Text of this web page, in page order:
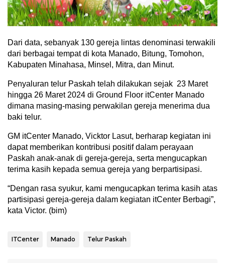
Dari data, sebanyak 130 gereja lintas denominasi terwakili
dari berbagai tempat di kota Manado, Bitung, Tomohon,
Kabupaten Minahasa, Minsel, Mitra, dan Minut.
Penyaluran telur Paskah telah dilakukan sejak 23 Maret
hingga 26 Maret 2024 di Ground Floor itCenter Manado
dimana masing-masing perwakilan gereja menerima dua
baki telur.
GM itCenter Manado, Vicktor Lasut, berharap kegiatan ini
dapat memberikan kontribusi positif dalam perayaan
Paskah anak-anak di gereja-gereja, serta mengucapkan
terima kasih kepada semua gereja yang berpartisipasi.
“Dengan rasa syukur, kami mengucapkan terima kasih atas
partisipasi gereja-gereja dalam kegiatan itCenter Berbagi”,
kata Victor. (bim)
ITCenter Manado Telur Paskah